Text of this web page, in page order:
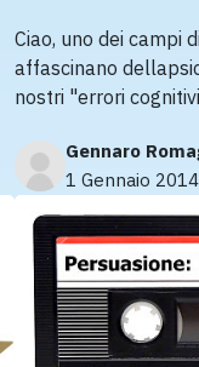
Gennaro
1 Gennaio 2014
Ciao, uno dei campi
affascinano
nostri "errori